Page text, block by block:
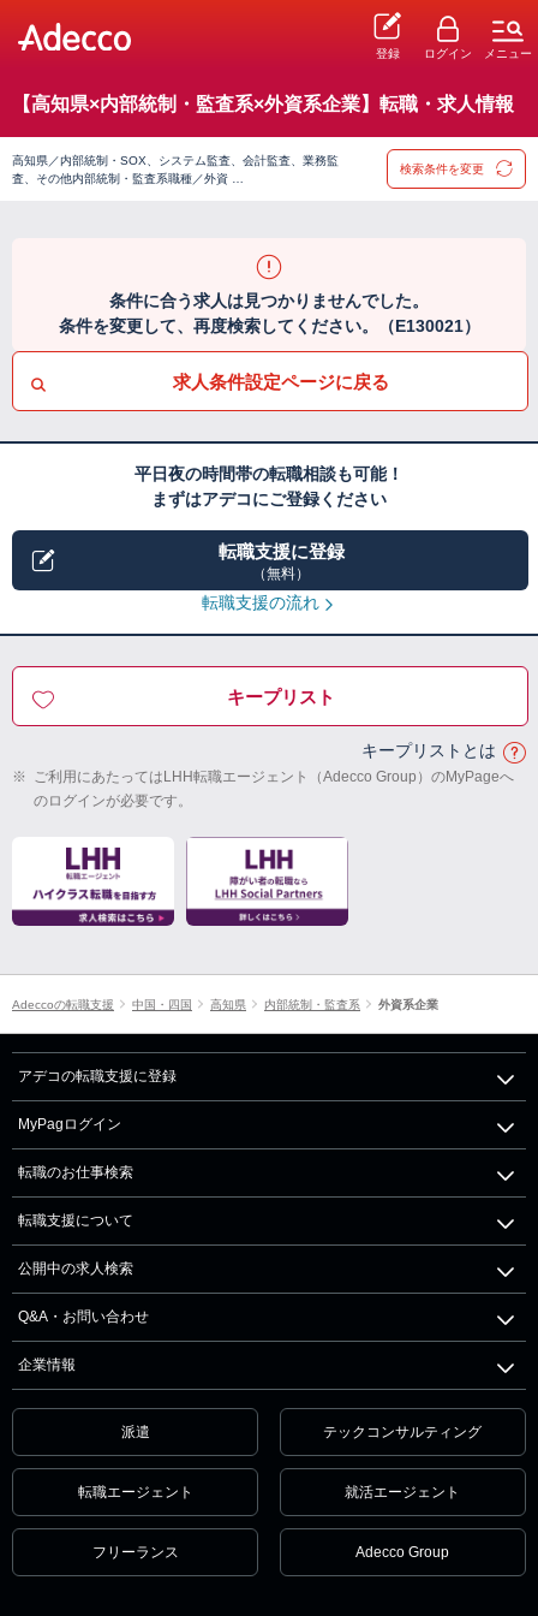
登録 ログイン メニュー
【高知県×内部統制・監査系×外資系企業】転職・求人情報
高知県／内部統制・SOX、システム監査、会計監査、業務監
査、その他内部統制・監査系職種／外資 …
検索条件を変更
条件に合う求人は見つかりませんでした。
条件を変更して、再度検索してください。（E130021）
求人条件設定ページに戻る
平日夜の時間帯の転職相談も可能！
まずはアデコにご登録ください
転職支援に登録
（無料）
転職支援の流れ
キープリスト
キープリストとは
※ ご利用にあたってはLHH転職エージェント（Adecco Group）のMyPageへ
のログインが必要です。
Adeccoの転職支援 中国・四国 高知県 内部統制・監査系 外資系企業
アデコの転職支援に登録
MyPagログイン
転職のお仕事検索
転職支援について
公開中の求人検索
Q&A・お問い合わせ
企業情報
派遣 テックコンサルティング
転職エージェント 就活エージェント
フリーランス Adecco Group